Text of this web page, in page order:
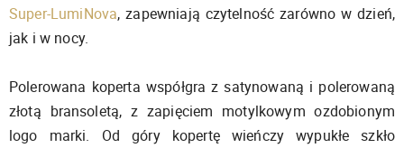
Super-LumiNova, zapewniają czytelność zarówno w dzień,
jak i w nocy.
Polerowana koperta współgra z satynowaną i polerowaną
złotą bransoletą, z zapięciem motylkowym ozdobionym
logo marki. Od góry kopertę wieńczy wypukłe szkło